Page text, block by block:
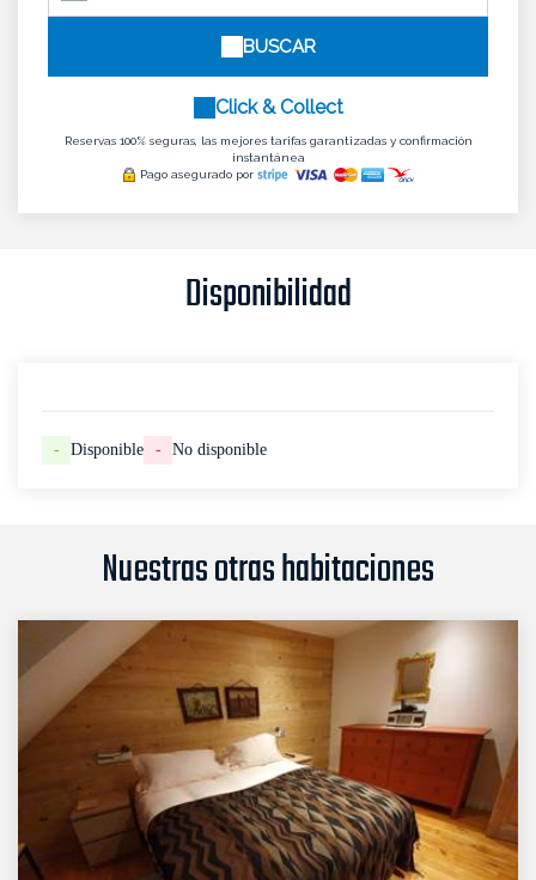
BUSCAR
Click & Collect
Reservas 100% seguras, las mejores tarifas garantizadas y confirmación
instantánea
Pago asegurado por
Disponibilidad
- Disponible - No disponible
Nuestras otras habitaciones